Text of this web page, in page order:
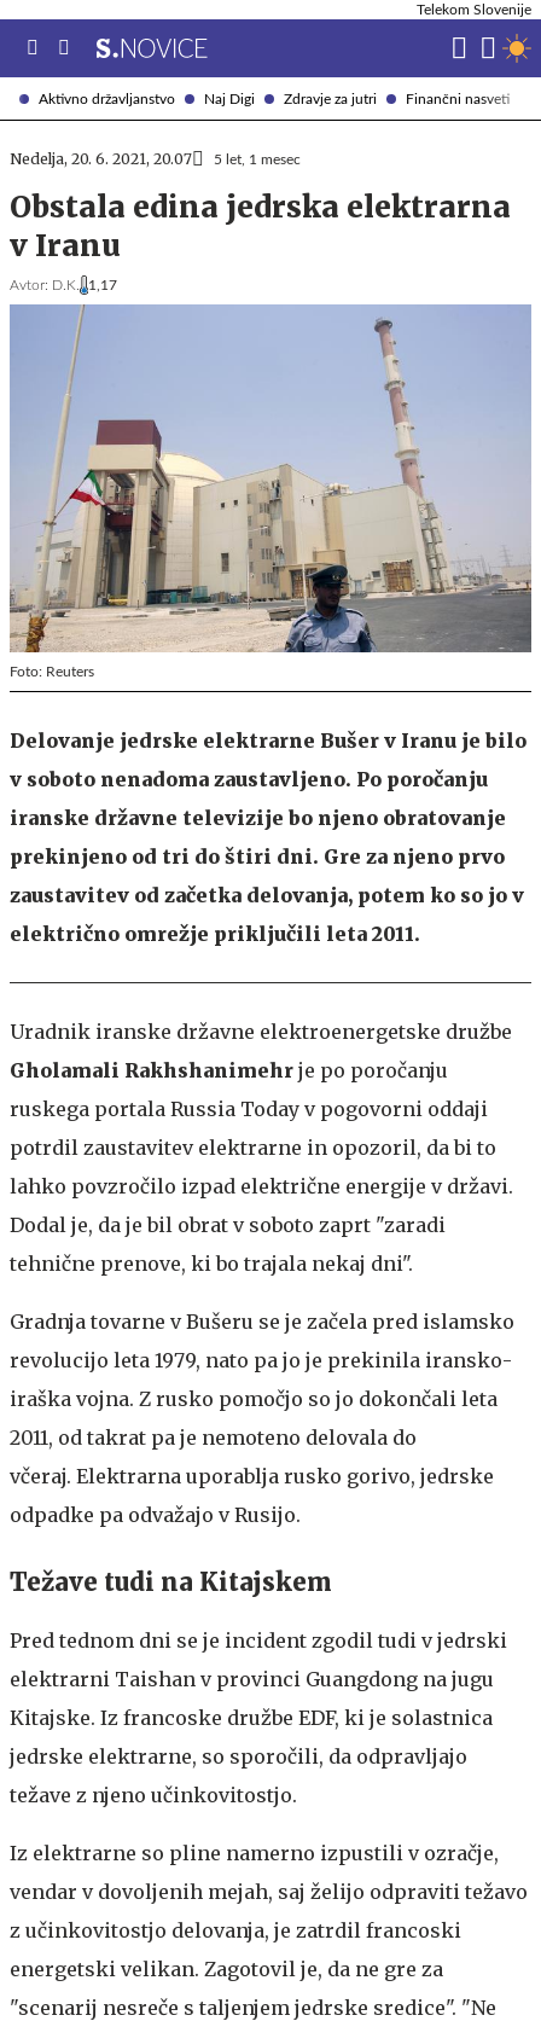
Aktivno državljanstvo Naj Digi Zdravje za jutri Finančni nasveti
Telekom Slovenije
Nedelja, 20. 6. 2021, 20.07 5 let, 1 mesec
Obstala edina jedrska elektrarna
v Iranu
Avtor: D.K. 1,17
Foto: Reuters
Delovanje jedrske elektrarne Bušer v Iranu je bilo
v soboto nenadoma zaustavljeno. Po poročanju
iranske državne televizije bo njeno obratovanje
prekinjeno od tri do štiri dni. Gre za njeno prvo
zaustavitev od začetka delovanja, potem ko so jo v
električno omrežje priključili leta 2011.
Uradnik iranske državne elektroenergetske družbe
Gholamali Rakhshanimehr je po poročanju
ruskega portala Russia Today v pogovorni oddaji
potrdil zaustavitev elektrarne in opozoril, da bi to
lahko povzročilo izpad električne energije v državi.
Dodal je, da je bil obrat v soboto zaprt "zaradi
tehnične prenove, ki bo trajala nekaj dni".
Gradnja tovarne v Bušeru se je začela pred islamsko
revolucijo leta 1979, nato pa jo je prekinila iransko-
iraška vojna. Z rusko pomočjo so jo dokončali leta
2011, od takrat pa je nemoteno delovala do
včeraj. Elektrarna uporablja rusko gorivo, jedrske
odpadke pa odvažajo v Rusijo.
Težave tudi na Kitajskem
Pred tednom dni se je incident zgodil tudi v jedrski
elektrarni Taishan v provinci Guangdong na jugu
Kitajske. Iz francoske družbe EDF, ki je solastnica
jedrske elektrarne, so sporočili, da odpravljajo
težave z njeno učinkovitostjo.
Iz elektrarne so pline namerno izpustili v ozračje,
vendar v dovoljenih mejah, saj želijo odpraviti težavo
z učinkovitostjo delovanja, je zatrdil francoski
energetski velikan. Zagotovil je, da ne gre za
"scenarij nesreče s taljenjem jedrske sredice". "Ne